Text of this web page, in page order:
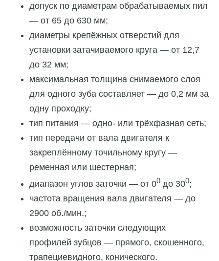
допуск по диаметрам обрабатываемых пил
— от 65 до 630 мм;
диаметры крепёжных отверстий для
установки затачиваемого круга — от 12,7
до 32 мм;
максимальная толщина снимаемого слоя
для одного зуба составляет — до 0,2 мм за
одну проходку;
тип питания — одно- или трёхфазная сеть;
тип передачи от вала двигателя к
закреплённому точильному кругу —
ременная или шестерная;
диапазон углов заточки — от 00 до 300;
частота вращения вала двигателя — до
2900 об./мин.;
возможность заточки следующих
профилей зубцов — прямого, скошенного,
трапециевидного, конического.